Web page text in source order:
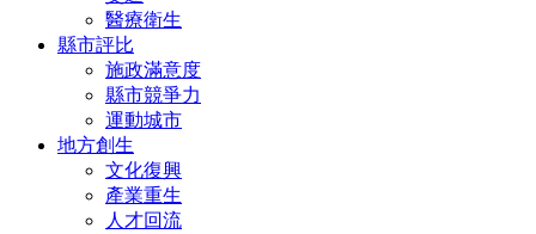
醫療衛生
縣市評比
施政滿意度
縣市競爭力
運動城市
地方創生
文化復興
產業重生
人才回流